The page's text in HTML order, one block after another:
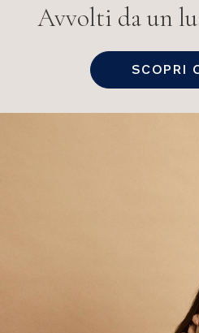
Avvolti da un
SCOPRI